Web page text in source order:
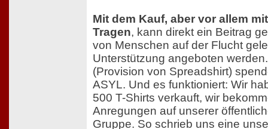
Mit dem Kauf, aber vor allem
Tragen, kann direkt ein Beitrag
von Menschen auf der Flucht
Unterstützung angeboten
(Provision von Spreadshirt)
ASYL. Und es funktioniert: Wir
500 T-Shirts verkauft, wir
Anregungen auf unserer
Gruppe. So schrieb uns eine